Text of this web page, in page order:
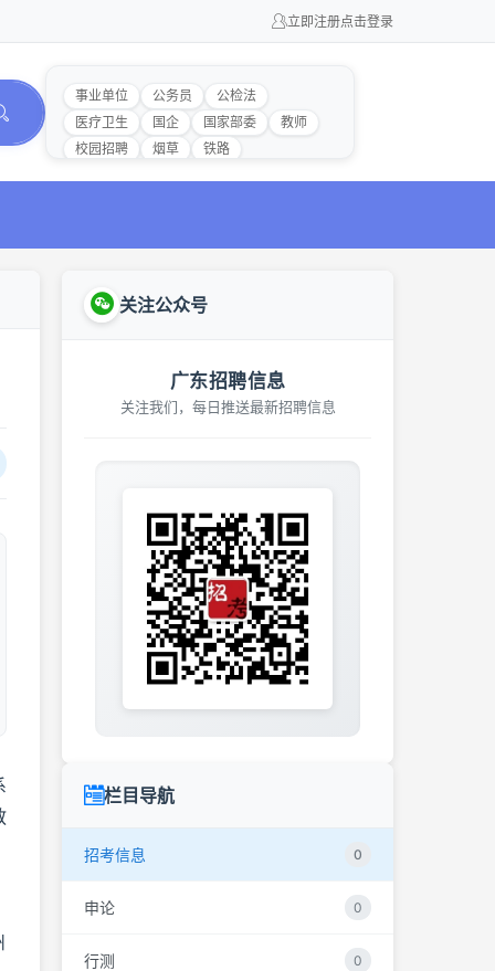
立即注册点击登录
事业单位 公务员
公检法
医疗卫生
国企 国家部委
教师
校园招聘
烟草 铁路
关注公众号
广东招聘信息
关注我们，每日推送最新招聘信息
栏目导航
招考信息 0
申论 0
行测 0